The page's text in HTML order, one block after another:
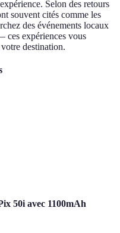
Selon des retours
souvent cités comme les
des événements locaux
ces expériences vous
destination.
50i avec 1100mAh